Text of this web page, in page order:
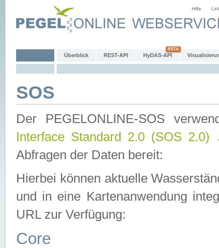
Hilfe
Überblick REST-API HyDAS-API
SOS
Der PEGELONLINE-SOS
Interface Standard 2.0 (SOS 2.0)
Abfragen der Daten bereit:
Hierbei können aktuelle
und in eine Kartenanwendung
URL zur Verfügung:
Core